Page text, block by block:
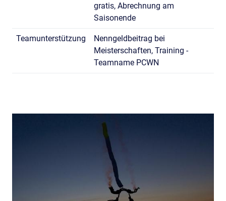
gratis, Abrechnung am
Saisonende
Teamunterstützung
Nenngeldbeitrag bei
Meisterschaften, Training -
Teamname PCWN